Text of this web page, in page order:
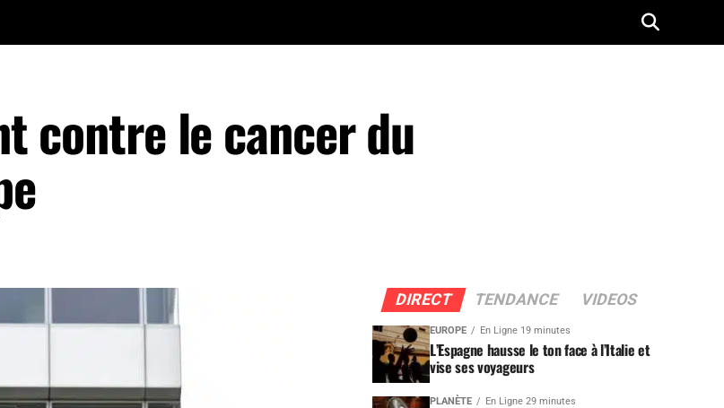
contre le cancer du
DIRECT TENDANCE VIDEOS
EUROPE En Ligne 19 minutes
L’Espagne hausse le ton face à l’Italie et
vise ses voyageurs
PLANÈTE En Ligne 29 minutes